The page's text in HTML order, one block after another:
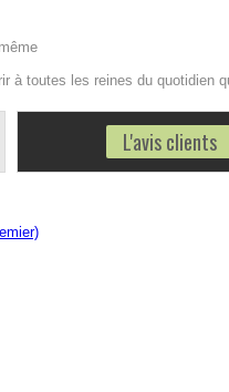
à toutes les reines du quotidien
L'avis clients